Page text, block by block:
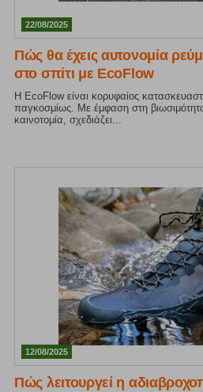
22/08/2025
Πώς θα έχεις αυτονομία
στο σπίτι με EcoFlow
Η EcoFlow είναι κορυφαίος
παγκοσμίως. Με έμφαση στη
καινοτομία, σχεδιάζει...
12/08/2025
Πώς λειτουργεί η